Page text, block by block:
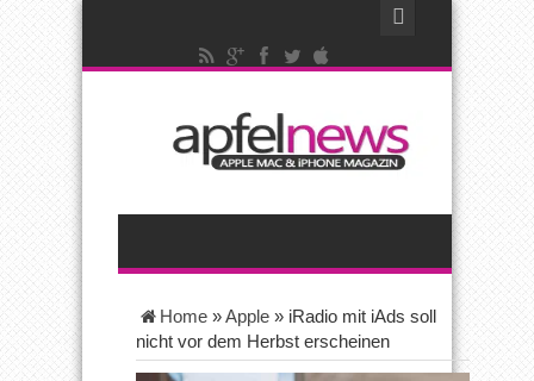
Home »Apple » iRadio mit iAds soll
nicht vor dem Herbst erscheinen